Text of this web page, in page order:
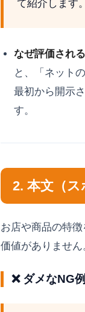
て紹介します。
なぜ評価され
と、「ネット
最初から開示
す。
2. 本文（
お店や商品の特
価値がありません
❌ ダメなNG